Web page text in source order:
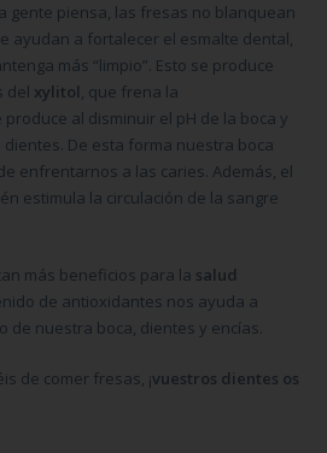
gente piensa, las fresas no blanquean
ayudan a fortalecer el esmalte dental,
más “limpio”. Esto se produce
del xylitol, que frena la
al disminuir el pH de la boca y
De esta forma nuestra boca
enfrentarnos a las caries. Además, el
estimula la circulación de la sangre
más beneficios para la salud
de antioxidantes nos ayuda a
de nuestra boca, dientes y encías.
de comer fresas, ¡vuestros dientes os